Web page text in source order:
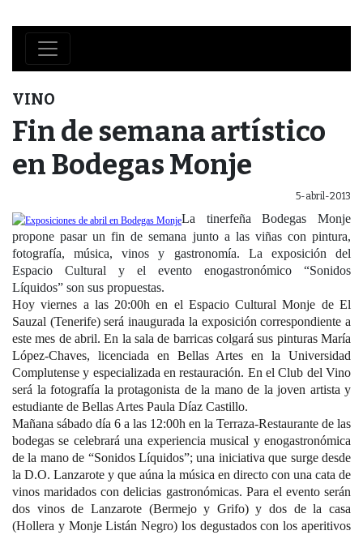
VINO
Fin de semana artístico
en Bodegas Monje
5-abril-2013
La tinerfeña Bodegas Monje
propone pasar un fin de semana junto a las viñas con pintura,
fotografía, música, vinos y gastronomía. La exposición del
Espacio Cultural y el evento enogastronómico “Sonidos
Líquidos” son sus propuestas.
Hoy viernes a las 20:00h en el Espacio Cultural Monje de El
Sauzal (Tenerife) será inaugurada la exposición correspondiente a
este mes de abril. En la sala de barricas colgará sus pinturas María
López-Chaves, licenciada en Bellas Artes en la Universidad
Complutense y especializada en restauración. En el Club del Vino
será la fotografía la protagonista de la mano de la joven artista y
estudiante de Bellas Artes Paula Díaz Castillo.
Mañana sábado día 6 a las 12:00h en la Terraza-Restaurante de las
bodegas se celebrará una experiencia musical y enogastronómica
de la mano de “Sonidos Líquidos”; una iniciativa que surge desde
la D.O. Lanzarote y que aúna la música en directo con una cata de
vinos maridados con delicias gastronómicas. Para el evento serán
dos vinos de Lanzarote (Bermejo y Grifo) y dos de la casa
(Hollera y Monje Listán Negro) los degustados con los aperitivos